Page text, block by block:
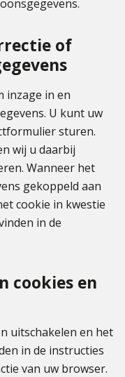
of
inzage in en
U kunt uw
sturen.
wij u daarbij
Wanneer het
gekoppeld aan
cookie in kwestie
in de
cookies en
uitschakelen en het
in de instructies
van uw browser.